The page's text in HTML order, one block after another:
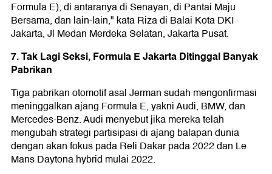
Formula E), di antaranya di Senayan, di Pantai Maju
Bersama, dan lain-lain," kata Riza di Balai Kota DKI
Jakarta, Jl Medan Merdeka Selatan, Jakarta Pusat.
7. Tak Lagi Seksi, Formula E Jakarta Ditinggal Banyak
Pabrikan
Tiga pabrikan otomotif asal Jerman sudah mengonfirmasi
meninggalkan ajang Formula E, yakni Audi, BMW, dan
Mercedes-Benz. Audi menyebut jika mereka telah
mengubah strategi partisipasi di ajang balapan dunia
dengan akan fokus pada Reli Dakar pada 2022 dan Le
Mans Daytona hybrid mulai 2022.